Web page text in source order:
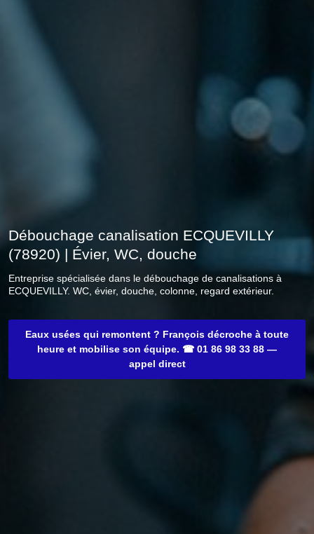
Débouchage canalisation ECQUEVILLY
(78920) | Évier, WC, douche
Entreprise spécialisée dans le débouchage de canalisations à
ECQUEVILLY. WC, évier, douche, colonne, regard extérieur.
Eaux usées qui remontent ? François décroche à toute
heure et mobilise son équipe. ☎ 01 86 98 33 88 —
appel direct